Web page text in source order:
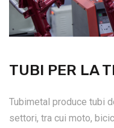
TUBI PER LA
Tubimetal produce tubi
settori, tra cui moto,